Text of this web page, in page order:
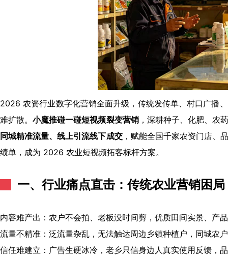
2026 农资行业数字化营销全面升级，传统发传单、村口广播
难扩散。小魔推碰一碰短视频裂变营销，深耕种子、化肥、农
同城精准流量、线上引流线下成交，赋能全国千家农资门店、
绩单，成为 2026 农业短视频拓客标杆方案。
一、行业痛点直击：传统农业营销困局
内容难产出：农户不会拍、老板没时间剪，优质田间实景、产
流量不精准：泛流量杂乱，无法触达周边乡镇种植户，同城农
信任难建立：广告生硬冰冷，老乡只信身边人真实使用反馈，